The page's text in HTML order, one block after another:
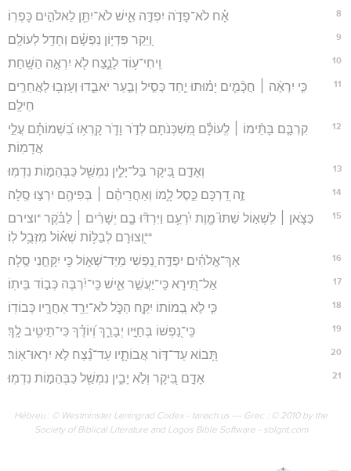
8 אָ֗ח לֹא־פָדֹ֣ה יִפְדֶּ֣ה אִ֑ישׁ לֹא־יִתֵּ֖ן לֵאלֹהִ֣ים כָּפְרֽוֹ׃
9 וְ֭יֵקַר פִּדְי֥וֹן נַפְשָׁ֗ם וְחָדַ֥ל לְעוֹלָֽם׃
10 וִֽיחִי־ע֥וֹד לָנֶ֑צַח לֹ֖א יִרְאֶ֣ה הַשָּֽׁחַת׃
11
כִּ֤י יִרְאֶ֨ה ׀ חֲכָ֘מִ֤ים יָמ֗וּתוּ יַ֤חַד כְּסִ֣יל וָבַ֣עַר יֹאבֵ֑דוּ וְעָזְב֖וּ לַאֲחֵרִ֣ים
חֵילָֽם׃
12
קִרְבָּ֤ם בָּתֵּ֨ימוֹ ׀ לְֽעוֹלָ֗ם מִ֭שְׁכְּנֹתָם לְדֹ֣ר וָדֹ֑ר קָֽרְא֥וּ בִ֝שְׁמוֹתָ֗ם עֲלֵ֣י
אֲדָמֽוֹת׃
13 וְאָדָ֣ם בִּ֭יקָר בַּל־יָלִ֑ין נִמְשַׁ֖ל כַּבְּהֵמ֣וֹת נִדְמֽוּ׃
14 זֶ֣ה דַ֭רְכָּם כֵּ֣סֶל לָ֑מוֹ וְאַחֲרֵיהֶ֓ם ׀ בְּפִיהֶ֖ם יִרְצ֣וּ סֶֽלָה׃
15
כַּצֹּ֤אן ׀ לִֽשְׁא֣וֹל שַׁתּוּ֮ מָ֤וֶת יִ֫רְעֵ֥ם וַיִּרְדּ֘וּ בָ֤ם יְשָׁרִ֨ים ׀ לַבֹּ֗קֶר *וצירם
**וְ֭צוּרָם לְבַלּ֥וֹת שְׁא֗וֹל מִזְּבֻ֥ל לֽוֹ׃
16 אַךְ־אֱלֹהִ֗ים יִפְדֶּ֣ה נַ֭פְשִׁי מִֽיַּד־שְׁא֑וֹל כִּ֖י יִקָּחֵ֣נִי סֶֽלָה׃
17 אַל־תִּ֭ירָא כִּֽי־יַעֲשִׁ֣ר אִ֑ישׁ כִּֽי־יִ֝רְבֶּה כְּב֣וֹד בֵּיתֽוֹ׃
18 כִּ֤י לֹ֣א בְ֭מוֹתוֹ יִקַּ֣ח הַכֹּ֑ל לֹא־יֵרֵ֖ד אַחֲרָ֣יו כְּבוֹדֽוֹ׃
19 כִּֽי־נַ֭פְשׁוֹ בְּחַיָּ֣יו יְבָרֵ֑ךְ וְ֝יוֹדֻ֗ךָ כִּי־תֵיטִ֥יב לָֽךְ׃
20 תָּ֭בוֹא עַד־דּ֣וֹר אֲבוֹתָ֑יו עַד־נֵ֝֗צַח לֹ֣א יִרְאוּ־אֽוֹר׃
21 אָדָ֣ם בִּ֭יקָר וְלֹ֣א יָבִ֑ין נִמְשַׁ֖ל כַּבְּהֵמ֣וֹת נִדְמֽוּ׃
Hébreu : © Westminster Leningrad Codex - tanach.us --- Grec : © 2010 by the
Society of Biblical Literature and Logos Bible Software - sblgnt.com